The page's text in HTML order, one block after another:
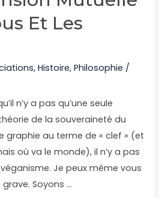
Et Les
,Histoire,Philosophie /
n’y a pas qu’une seule
de la souveraineté du
graphie au terme de « clef » (et
où va le monde), il n’y a pas
Je peux même vous
Soyons …